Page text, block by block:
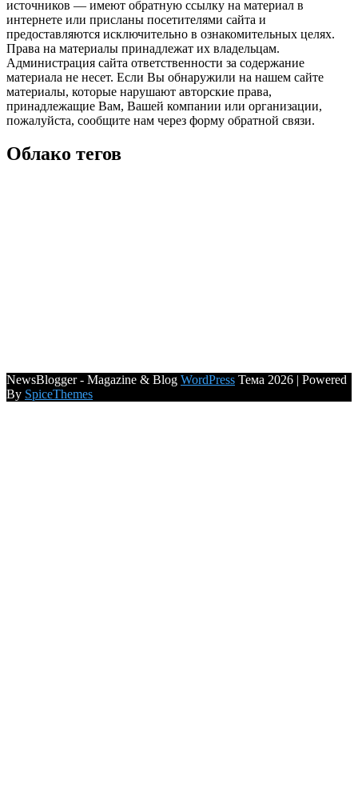
источников — имеют обратную ссылку на материал в
интернете или присланы посетителями сайта и
предоставляются исключительно в ознакомительных целях.
Права на материалы принадлежат их владельцам.
Администрация сайта ответственности за содержание
материала не несет. Если Вы обнаружили на нашем сайте
материалы, которые нарушают авторские права,
принадлежащие Вам, Вашей компании или организации,
пожалуйста, сообщите нам через форму обратной связи.
Облако тегов
NewsBlogger - Magazine & Blog WordPress Тема 2026 | Powered
By SpiceThemes